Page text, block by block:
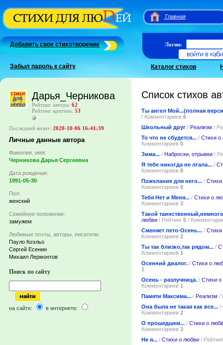
Главная
Добавить свое стихотворение
Забыл пароль к сайту
Логин:
Каталог стихов
Дарья_Черникова
Рейтинг автора: 62
Рейтинг критика: 53
Последний визит: 2020-10-06 16:41:39
Личные данные автора
Фамилия, имя:
Черникова Дарья Сергеевна
Дата рождения:
1991-05-30
Пол:
женский
Семейное положение:
замужем
Любимые поэты, авторы, писатели:
Пауло Коэльо
Сергей Есенин
Михаил Лермонтов
Поиск по сайту
на сайте: в интернете:
Список стихов
Ты ангел Мой...(полная
/ Комментариев 6
Школьный друг / Реализм /
То что не сбудется... / Стихи о
Комментариев 0
Зима... / Наброски, отрывки /
Я тебе никогда не лгала... /
Комментариев 8
Пожелание для него... /
Комментариев 0
Тебя Нет и Меня... / Стихи о
Комментариев 3
Такой
любви / Рейтинг 5 /
Сменяет лето-Осень... / Стихи
Комментариев 2
Ты так близко,так рядом... /
Комментариев 1
Осенний диалог. / Стихи о
1
Осень - разлучница. / Стихи о
Комментариев 1
Памяти Максима... / Реализм /
Она была не такая как все... /
Комментариев 2
О прошедшем... / Стихи о
Комментариев 3
Не я... / Стихи о любви /